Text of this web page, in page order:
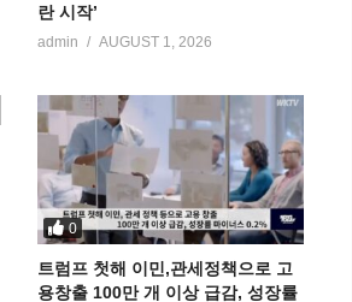
란 시작’
admin AUGUST 1, 2026
0
트럼프 첫해 이민,관세정책으로 고
용창출 100만 개 이상 급감, 성장률